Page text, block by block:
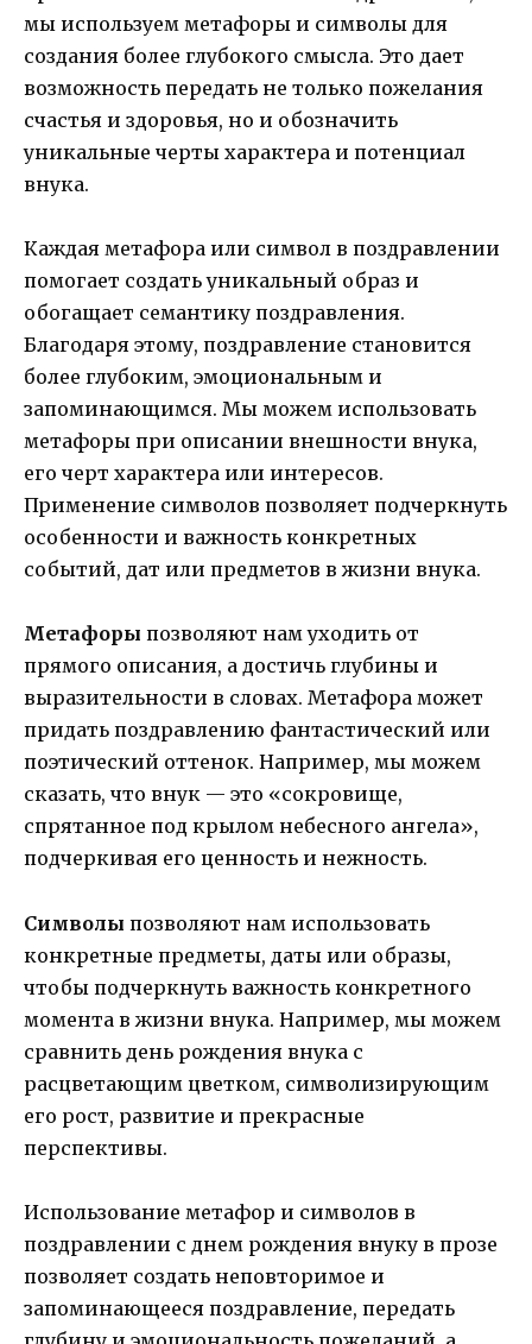
мы используем метафоры и символы для
создания более глубокого смысла. Это дает
возможность передать не только пожелания
счастья и здоровья, но и обозначить
уникальные черты характера и потенциал
внука.
Каждая метафора или символ в поздравлении
помогает создать уникальный образ и
обогащает семантику поздравления.
Благодаря этому, поздравление становится
более глубоким, эмоциональным и
запоминающимся. Мы можем использовать
метафоры при описании внешности внука,
его черт характера или интересов.
Применение символов позволяет подчеркнуть
особенности и важность конкретных
событий, дат или предметов в жизни внука.
Метафоры позволяют нам уходить от
прямого описания, а достичь глубины и
выразительности в словах. Метафора может
придать поздравлению фантастический или
поэтический оттенок. Например, мы можем
сказать, что внук — это «сокровище,
спрятанное под крылом небесного ангела»,
подчеркивая его ценность и нежность.
Символы позволяют нам использовать
конкретные предметы, даты или образы,
чтобы подчеркнуть важность конкретного
момента в жизни внука. Например, мы можем
сравнить день рождения внука с
расцветающим цветком, символизирующим
его рост, развитие и прекрасные
перспективы.
Использование метафор и символов в
поздравлении с днем рождения внуку в прозе
позволяет создать неповторимое и
запоминающееся поздравление, передать